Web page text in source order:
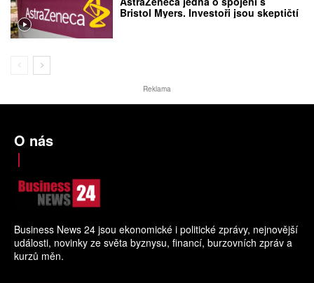
Bristol Myers. Investoři jsou skeptičtí
Reklama
O nás
Business News 24 jsou ekonomické i politické zprávy, nejnovější
události, novinky ze světa byznysu, financí, burzovních zpráv a
kurzů měn.